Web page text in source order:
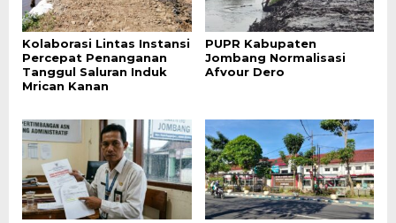
Kolaborasi Lintas Instansi
Percepat Penanganan
Tanggul Saluran Induk
Mrican Kanan
PUPR Kabupaten
Jombang Normalisasi
Afvour Dero